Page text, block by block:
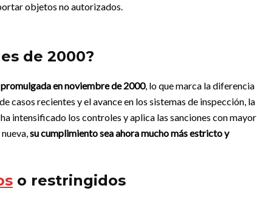
objetos no autorizados.
de 2000?
promulgada en noviembre de 2000, lo que marca la diferencia
casos recientes y el avance en los sistemas de inspección, la
intensificado los controles y aplica las sanciones con mayor
su cumplimiento sea ahora mucho más estricto y
o restringidos